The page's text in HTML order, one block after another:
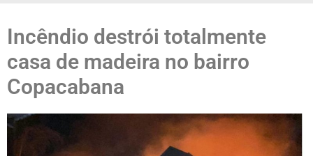
Incêndio destrói totalmente
casa de madeira no bairro
Copacabana